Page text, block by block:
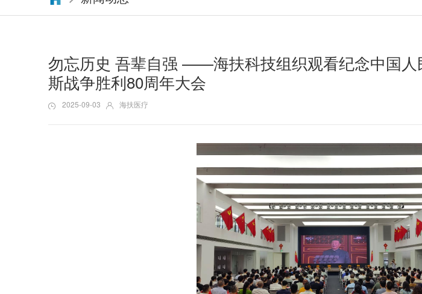
勿忘历史 吾辈自强 ——海扶科技组织观看纪念中国人
斯战争胜利80周年大会
2025-09-03 海扶医疗